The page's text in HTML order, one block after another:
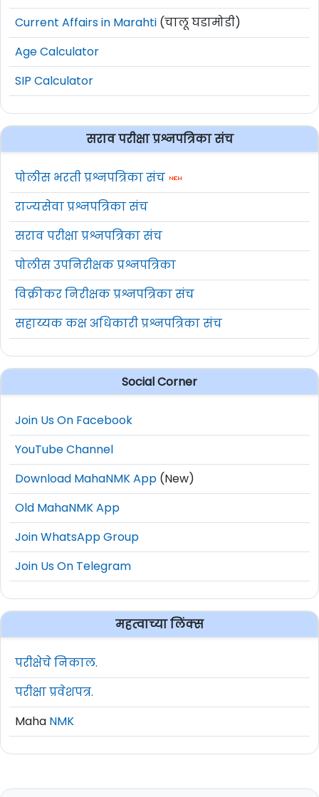
Current Affairs in Marahti (चालू घडामोडी)
Age Calculator
SIP Calculator
सराव परीक्षा प्रश्नपत्रिका संच
पोलीस भरती प्रश्नपत्रिका संच
राज्यसेवा प्रश्नपत्रिका संच
सराव परीक्षा प्रश्नपत्रिका संच
पोलीस उपनिरीक्षक प्रश्नपत्रिका
विक्रीकर निरीक्षक प्रश्नपत्रिका संच
सहाय्यक कक्ष अधिकारी प्रश्नपत्रिका संच
Social Corner
Join Us On Facebook
YouTube Channel
Download MahaNMK App (New)
Old MahaNMK App
Join WhatsApp Group
Join Us On Telegram
महत्वाच्या लिंक्स
परीक्षेचे निकाल.
परीक्षा प्रवेशपत्र.
Maha NMK